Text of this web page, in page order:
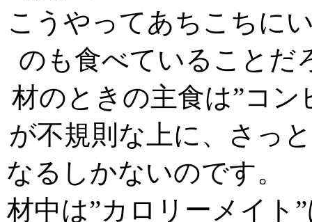
こうやってあちこちに
のも食べていることだ
材のときの主食は”コ
が不規則な上に、さっ
なるしかないのです
材中は”カロリーメイト